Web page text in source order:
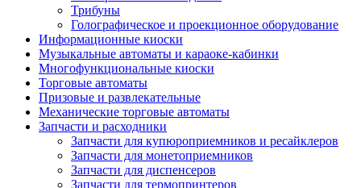
Трибуны
Голографическое и проекционное оборудование
Информационные киоски
Музыкальные автоматы и караоке-кабинки
Многофункциональные киоски
Торговые автоматы
Призовые и развлекательные
Механические торговые автоматы
Запчасти и расходники
Запчасти для купюроприемников и ресайклеров
Запчасти для монетоприемников
Запчасти для диспенсеров
Запчасти для термопринтеров